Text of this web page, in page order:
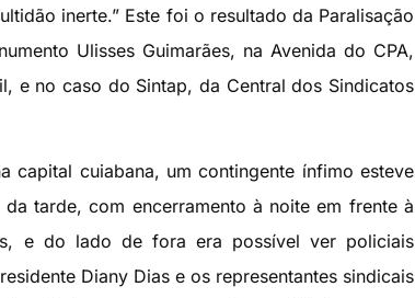
inerte.” Este foi o resultado da Paralisação
Ulisses Guimarães, na Avenida do CPA,
e no caso do Sintap, da Central dos Sindicatos
capital cuiabana, um contingente ínfimo esteve
tarde, com encerramento à noite em frente à
e do lado de fora era possível ver policiais
Diany Dias e os representantes sindicais